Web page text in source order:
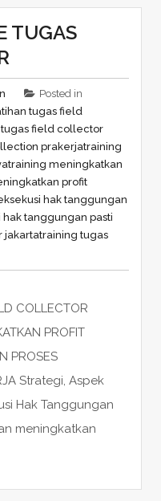
TUGAS
Posted in
tugas field
field collector
prakerjatraining
training meningkatkan
profit
hak tanggungan
hak tanggungan pasti
jakartatraining tugas
COLLECTOR
PROFIT
PROSES
Strategi, Aspek
Hak Tanggungan
meningkatkan